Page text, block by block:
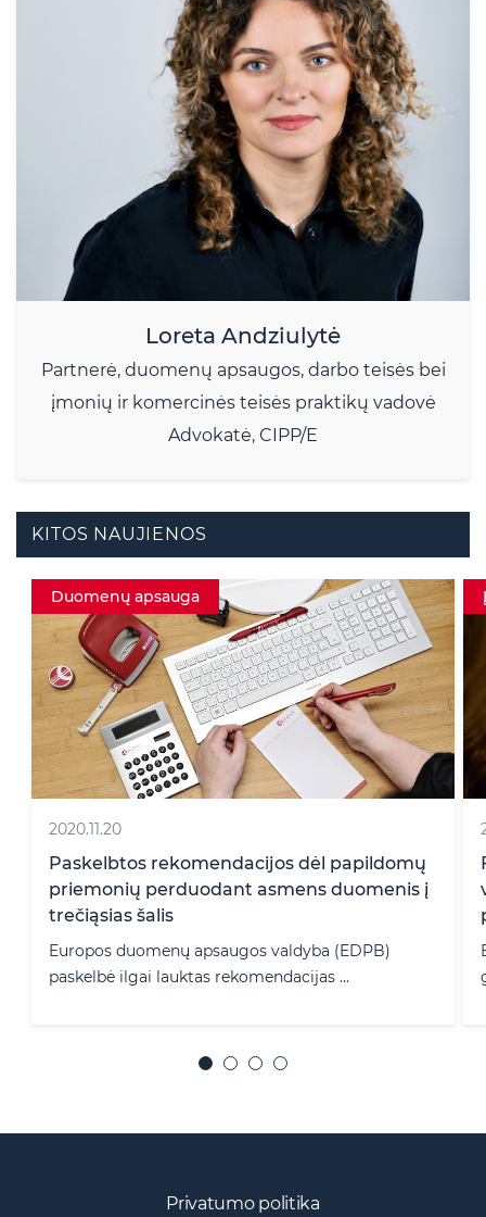
Loreta Andziulytė
Partnerė, duomenų apsaugos, darbo teisės bei
įmonių ir komercinės teisės praktikų vadovė
Advokatė, CIPP/E
KITOS NAUJIENOS
Duomenų apsauga
2020.11.20
Paskelbtos rekomendacijos dėl papildomų
priemonių perduodant asmens duomenis į
trečiąsias šalis
Europos duomenų apsaugos valdyba (EDPB)
paskelbė ilgai lauktas rekomendacijas ...
Privatumo politika